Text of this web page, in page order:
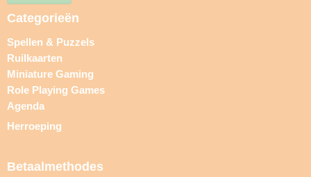
Categorieën
Spellen & Puzzels
Ruilkaarten
Miniature Gaming
Role Playing Games
Agenda
Herroeping
Betaalmethodes